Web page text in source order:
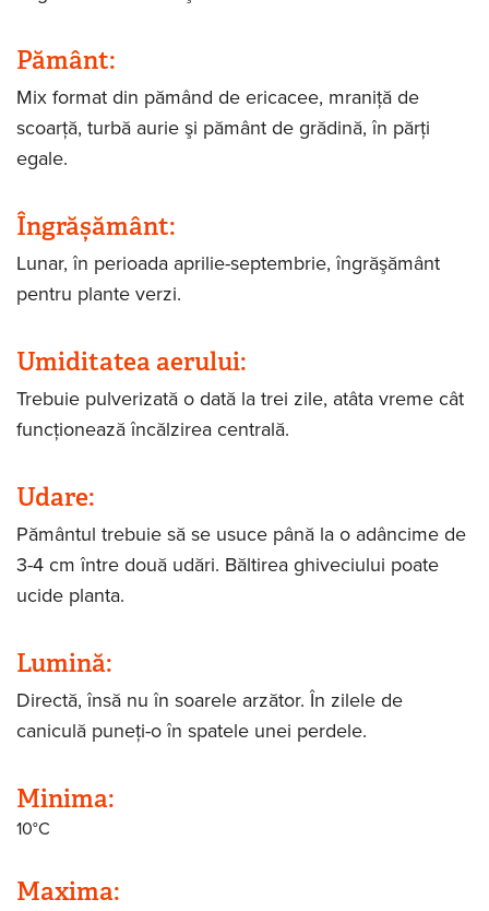
Pământ:
Mix format din pămând de ericacee, mraniţă de
scoarţă, turbă aurie şi pământ de grădină, în părţi
egale.
Îngrășământ:
Lunar, în perioada aprilie-septembrie, îngrăşământ
pentru plante verzi.
Umiditatea aerului:
Trebuie pulverizată o dată la trei zile, atâta vreme cât
funcţionează încălzirea centrală.
Udare:
Pământul trebuie să se usuce până la o adâncime de
3-4 cm între două udări. Băltirea ghiveciului poate
ucide planta.
Lumină:
Directă, însă nu în soarele arzător. În zilele de
caniculă puneţi-o în spatele unei perdele.
Minima:
10°C
Maxima: